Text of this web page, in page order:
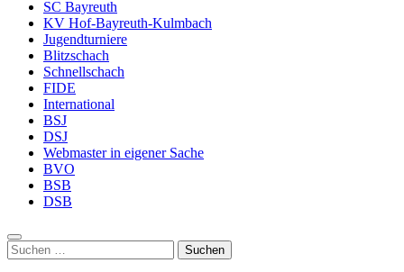
SC Bayreuth
KV Hof-Bayreuth-Kulmbach
Jugendturniere
Blitzschach
Schnellschach
FIDE
International
BSJ
DSJ
Webmaster in eigener Sache
BVO
BSB
DSB
Suchen
nach: